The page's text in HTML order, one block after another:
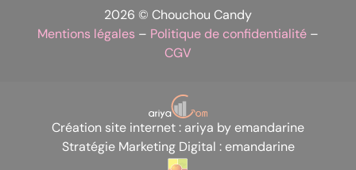
2026 © Chouchou Candy
Mentions légales – Politique de confidentialité –
CGV
Création site internet : ariya by emandarine
Stratégie Marketing Digital : emandarine